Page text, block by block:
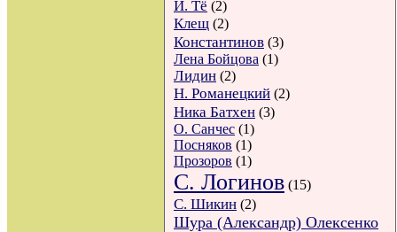
И. Тё (2)
Клещ (2)
Константинов (3)
Лена Бойцова (1)
Лидин (2)
Н. Романецкий (2)
Ника Батхен (3)
О. Санчес (1)
Посняков (1)
Прозоров (1)
С. Логинов (15)
С. Шикин (2)
Шура (Александр) Олексенко